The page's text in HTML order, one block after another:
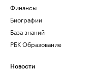
Финансы
Биографии
База знаний
РБК Образование
Новости